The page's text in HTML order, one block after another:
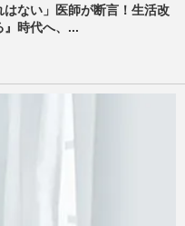
はない」医師が断言！生活改
』時代へ、...